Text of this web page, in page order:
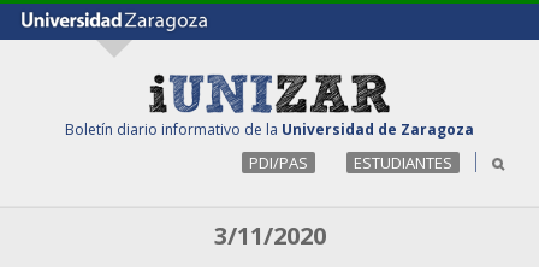
Boletín diario informativo de la Universidad de Zaragoza
PDI/PAS ESTUDIANTES
3/11/2020